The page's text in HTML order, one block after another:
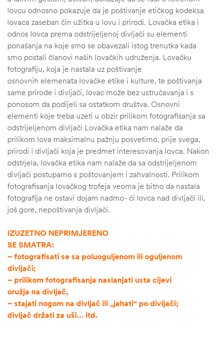
lovcu odnosno pokazuje da je poštivanje etičkog kodeksa
lovaca zaseban čin užitka u lovu i prirodi. Lovačka etika i
odnos lovca prema odstrijeljenoj divljači su elementi
ponašanja na koje smo se obavezali istog trenutka kada
smo postali članovi naših lovačkih udruženja. Lovačku
fotografiju, koja je nastala uz poštivanje
osnovnih elemenata lovačke etike i kulture, te poštivanja
same prirode i divljači, lovac može bez ustručavanja i s
ponosom da podijeli sa ostatkom društva. Osnovni
elementi koje treba uzeti u obzir prilikom fotografisanja sa
odstrijeljenom divljači Lovačka etika nam nalaže da
prilikom lova maksimalnu pažnju posvetimo, prije svega,
prirodi i divljači koja je predmet interesovanja lovca. Nakon
odstrjela, lovačka etika nam nalaže da sa odstrijeljenom
divljači postupamo s poštovanjem i zahvalnosti. Prilikom
fotografisanja lovačkog trofeja veoma je bitno da nastala
fotografija ne ostavi dojam nadmo- ći lovca nad divljači ili,
još gore, nepoštivanja divljači.
IZUZETNO NEPRIMJERENO
SE SMATRA:
– fotografisati se sa poluoguljenom ili oguljenom
divljači;
– prilikom fotografisanja naslanjati usta cijevi
oružja na divljač,
– stajati nogom na divljač ili „jahati“ po divljači;
divljač držati za uši… itd.